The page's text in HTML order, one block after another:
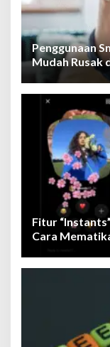
Penggunaan
Mudah Rusak
Fitur
Cara